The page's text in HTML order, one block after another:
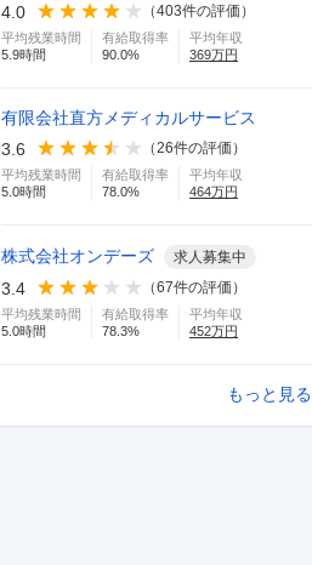
4.0 （403件の評価）
平均残業時間
5.9時間
有給取得率
90.0%
平均年収
369万円
有限会社直方メディカルサービス
3.6
（26件の評価）
平均残業時間
5.0時間
有給取得率
78.0%
平均年収
464万円
株式会社オンデーズ 求人募集中
3.4 （67件の評価）
平均残業時間
5.0時間
有給取得率
78.3%
平均年収
452万円
もっと見る